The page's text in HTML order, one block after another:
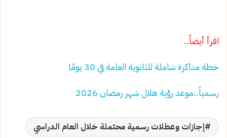
اقرأ أيضاً..
خطة مذاكرة شاملة للثانوية العامة في 30 يومًا
رسمياً..موعد رؤية هلال شهر رمضان 2026
إجازات وعطلات رسمية محتملة خلال العام الدراسي